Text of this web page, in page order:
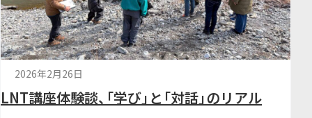
2026年2月26日
LNT講座体験談、「学び」と「対話」のリアル